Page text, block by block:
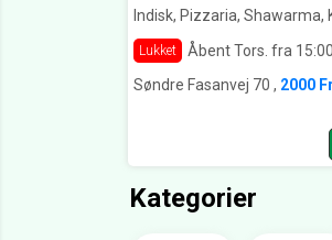
Indisk, Pizzaria, Shawarma,
Lukket Åbent Tors. fra
Søndre Fasanvej 70 , 2000
Kategorier